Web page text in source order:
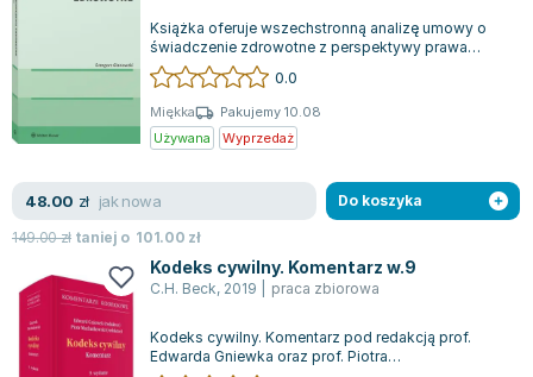
Książka oferuje wszechstronną analizę umowy o
świadczenie zdrowotne z perspektywy prawa
porównawczego, systemowego oraz
dogmatyczn...
0.0
Miękka
Pakujemy 10.08
Używana
Wyprzedaż
48.00 zł jak nowa
149.00zł taniej o 101.00 zł
Do koszyka
Kodeks cywilny. Komentarz w.9
C.H. Beck, 2019 praca zbiorowa
Kodeks cywilny. Komentarz pod redakcją prof.
Edwarda Gniewka oraz prof. Piotra